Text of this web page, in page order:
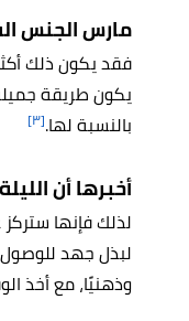
مارس الجنس
فقد يكون ذلك
يكون طريقة
بالنسبة لها.[٣]
أخبرها أن
لذلك فإنها
لبذل جهد للوصول
وذهنيًا، مع أخذ